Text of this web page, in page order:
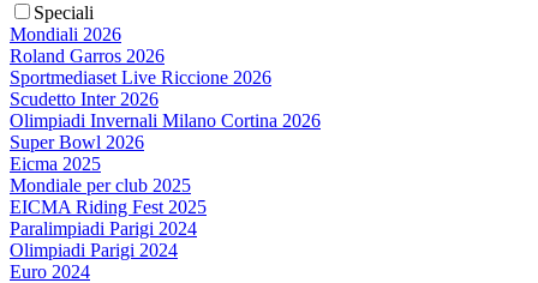
Speciali
Mondiali 2026
Roland Garros 2026
Sportmediaset Live Riccione 2026
Scudetto Inter 2026
Olimpiadi Invernali Milano Cortina 2026
Super Bowl 2026
Eicma 2025
Mondiale per club 2025
EICMA Riding Fest 2025
Paralimpiadi Parigi 2024
Olimpiadi Parigi 2024
Euro 2024